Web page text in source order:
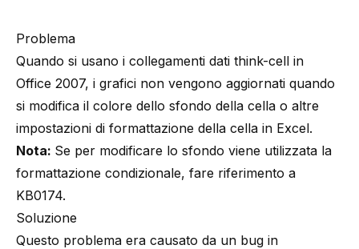
Problema
Quando si usano i collegamenti dati think-cell in
Office 2007, i grafici non vengono aggiornati quando
si modifica il colore dello sfondo della cella o altre
impostazioni di formattazione della cella in Excel.
Nota: Se per modificare lo sfondo viene utilizzata la
formattazione condizionale, fare riferimento a
KB0174.
Soluzione
Questo problema era causato da un bug in